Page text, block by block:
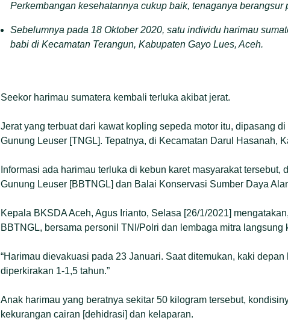
Perkembangan kesehatannya cukup baik, tenaganya
Sebelumnya pada 18 Oktober 2020, satu individu harimau
babi di Kecamatan Terangun, Kabupaten Gayo Lues, Aceh.
Seekor harimau sumatera kembali terluka akibat jerat.
Jerat yang terbuat dari kawat kopling sepeda motor itu, dipasang
Gunung Leuser [TNGL]. Tepatnya, di Kecamatan Darul Hasanah,
Informasi ada harimau terluka di kebun karet masyarakat tersebut,
Gunung Leuser [BBTNGL] dan Balai Konservasi Sumber Daya
Kepala BKSDA Aceh, Agus Irianto, Selasa [26/1/2021]
BBTNGL, bersama personil TNI/Polri dan lembaga mitra langsung
“Harimau dievakuasi pada 23 Januari. Saat ditemukan, kaki
diperkirakan 1-1,5 tahun.”
Anak harimau yang beratnya sekitar 50 kilogram tersebut,
kekurangan cairan [dehidrasi] dan kelaparan.